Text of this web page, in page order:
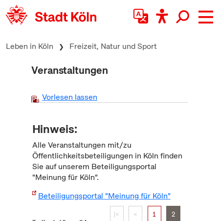
zum Inhalt springen
Leben in Köln Freizeit, Natur und Sport
Veranstaltungen
Vorlesen lassen
Hinweis:
Alle Veranstaltungen mit/zu
Öffentlichkeitsbeteiligungen in Köln finden
Sie auf unserem Beteiligungsportal
"Meinung für Köln".
Beteiligungsportal "Meinung für Köln"
|< < 1 2